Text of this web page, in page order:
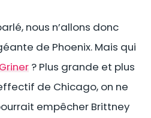
nous n’allons donc
de Phoenix. Mais qui
? Plus grande et plus
de Chicago, on ne
empêcher Brittney